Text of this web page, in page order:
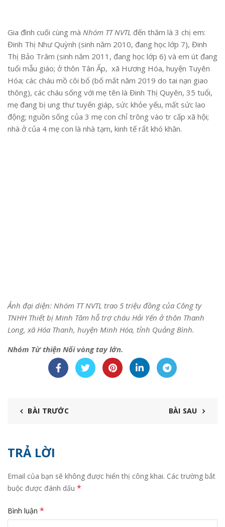
Gia đình cuối cùng mà Nhóm TT NVTL đến thăm là 3 chị em:
Đinh Thị Như Quỳnh (sinh năm 2010, đang học lớp 7), Đinh
Thị Bảo Trâm (sinh năm 2011, đang học lớp 6) và em út đang
tuổi mẫu giáo; ở thôn Tân Ấp, xã Hương Hóa, huyện Tuyên
Hóa; các cháu mồ côi bố (bố mất năm 2019 do tai nạn giao
thông), các cháu sống với mẹ tên là Đinh Thị Quyên, 35 tuổi,
mẹ đang bị ung thư tuyến giáp, sức khỏe yếu, mất sức lao
động; nguồn sống của 3 mẹ con chỉ trông vào tr cấp xã hội;
nhà ở của 4 mẹ con là nhà tạm, kinh tế rất khó khăn.
Ảnh đại diện: Nhóm TT NVTL trao 5 triệu đồng của Công ty
TNHH Thiết bị Minh Tâm hỗ trợ cháu Hải Yến ở thôn Thanh
Long, xã Hóa Thanh, huyện Minh Hóa, tỉnh Quảng Bình.
Nhóm Từ thiện Nối vòng tay lớn.
BÀI TRƯỚC BÀI SAU
TRẢ LỜI
Email của bạn sẽ không được hiển thị công khai. Các trường bắt
buộc được đánh dấu *
Bình luận *